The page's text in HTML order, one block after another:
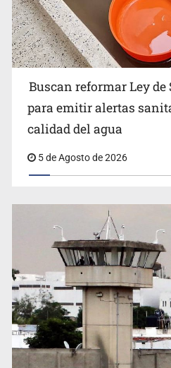
Citarían a Medrano si persiste
vecinos de Mirador San Isidro
Buscan reformar Ley
para emitir alertas
calidad del agua
5 de Agosto de 2026